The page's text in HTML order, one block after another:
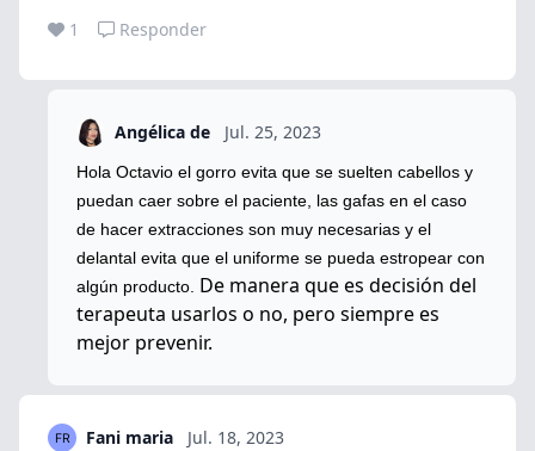
1 Responder
Angélica de Jul. 25, 2023
Hola Octavio el gorro evita que se suelten cabellos y
puedan caer sobre el paciente, las gafas en el caso
de hacer extracciones son muy necesarias y el
delantal evita que el uniforme se pueda estropear con
algún producto. De manera que es decisión del
terapeuta usarlos o no, pero siempre es
mejor prevenir.
Fani maria Jul. 18, 2023